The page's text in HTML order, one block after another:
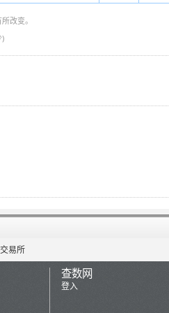
改变。
)
易所
查数网
登入